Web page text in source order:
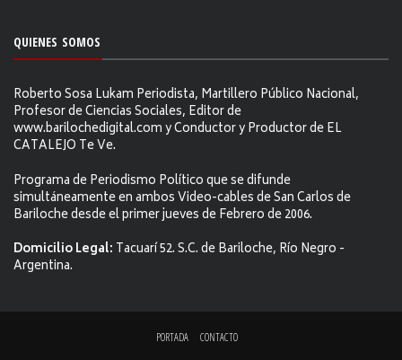
QUIENES SOMOS
Roberto Sosa Lukam Periodista, Martillero Público Nacional,
Profesor de Ciencias Sociales, Editor de
www.barilochedigital.com y Conductor y Productor de EL
CATALEJO Te Ve.
Programa de Periodismo Político que se difunde
simultáneamente en ambos Video-cables de San Carlos de
Bariloche desde el primer jueves de Febrero de 2006.
Domicilio Legal: Tacuarí 52. S.C. de Bariloche, Río Negro -
Argentina.
PORTADA CONTACTO